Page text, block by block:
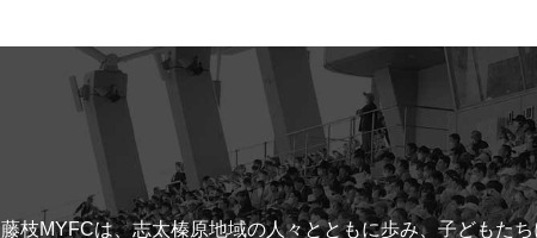
藤枝MYFCは、志太榛原地域の人々とともに歩み、子どもた